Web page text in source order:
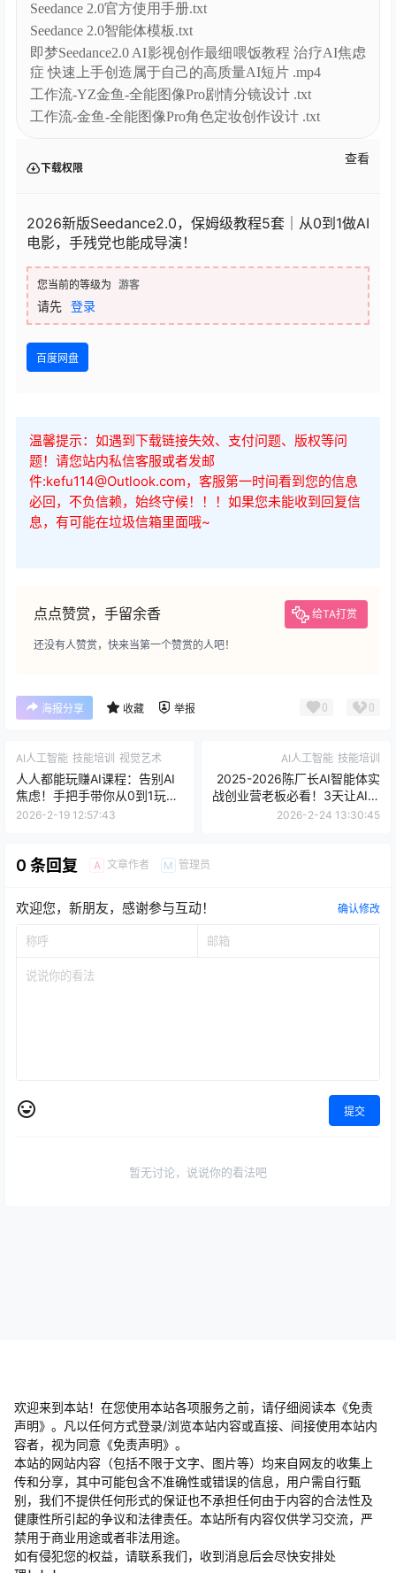
Seedance 2.0官方使用手册.txt
Seedance 2.0智能体模板.txt
即梦Seedance2.0 AI影视创作最细喂饭教程 治疗AI焦虑
症 快速上手创造属于自己的高质量AI短片 .mp4
工作流-YZ金鱼-全能图像Pro剧情分镜设计 .txt
工作流-金鱼-全能图像Pro角色定妆创作设计 .txt
下载权限
查看
2026新版Seedance2.0，保姆级教程5套｜从0到1做AI
电影，手残党也能成导演！
您当前的等级为 游客
请先 登录
百度网盘
温馨提示：如遇到下载链接失效、支付问题、版权等问
题！请您站内私信客服或者发邮
件:kefu114@Outlook.com，客服第一时间看到您的信息
必回，不负信赖，始终守候！！！如果您未能收到回复信
息，有可能在垃圾信箱里面哦~
点点赞赏，手留余香 给TA打赏
还没有人赞赏，快来当第一个赞赏的人吧！
海报分享 收藏 举报 0 0
AI人工智能 技能培训 视觉艺术
人人都能玩赚AI课程：告别AI
焦虑！手把手带你从0到1玩转
ChatGPT+Midjourney，小白
2026-2-19 12:57:43
AI人工智能 技能培训
2025-2026陈厂长AI智能体实
战创业营老板必看！3天让AI成
为你的全能员工，省心省钱还
2026-2-24 13:30:45
0 条回复 A 文章作者 M 管理员
欢迎您，新朋友，感谢参与互动！ 确认修改
提交
暂无讨论，说说你的看法吧
欢迎来到本站！在您使用本站各项服务之前，请仔细阅读本《免责
声明》。凡以任何方式登录/浏览本站内容或直接、间接使用本站内
容者，视为同意《免责声明》。
本站的网站内容（包括不限于文字、图片等）均来自网友的收集上
传和分享，其中可能包含不准确性或错误的信息，用户需自行甄
别，我们不提供任何形式的保证也不承担任何由于内容的合法性及
健康性所引起的争议和法律责任。本站所有内容仅供学习交流，严
禁用于商业用途或者非法用途。
​如有侵犯您的权益，请联系我们，收到消息后会尽快安排处